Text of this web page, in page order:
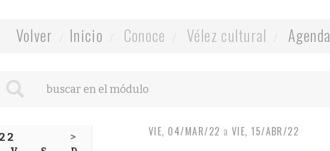
Volver Inicio Conoce Vélez cultural
> VIE, 04/MAR/22 a VIE, 15/ABR/22